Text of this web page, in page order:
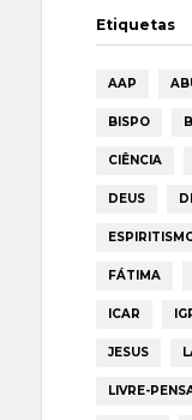
Etiquetas
AAP
BISPO
CIÊNCIA
DEUS
FÁTIMA
ICAR
JESUS
LIVRE-